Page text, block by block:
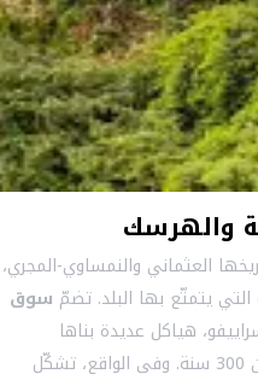
والهرسك
العثماني والنمساوي-المجري،
يتمتّع بها البلد. تضمّ سوق
هياكل عديدة بناها
العثمانيون عندما حكموا البلد لأكثر من 300 سنة. وفي الواقع، تشكّل